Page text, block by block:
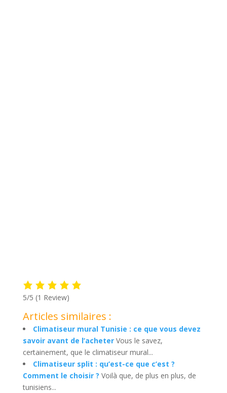
5/5 (1 Review)
Articles similaires :
Climatiseur mural Tunisie : ce que vous devez
savoir avant de l’acheter Vous le savez,
certainement, que le climatiseur mural...
Climatiseur split : qu’est-ce que c’est ?
Comment le choisir ? Voilà que, de plus en plus, de
tunisiens...